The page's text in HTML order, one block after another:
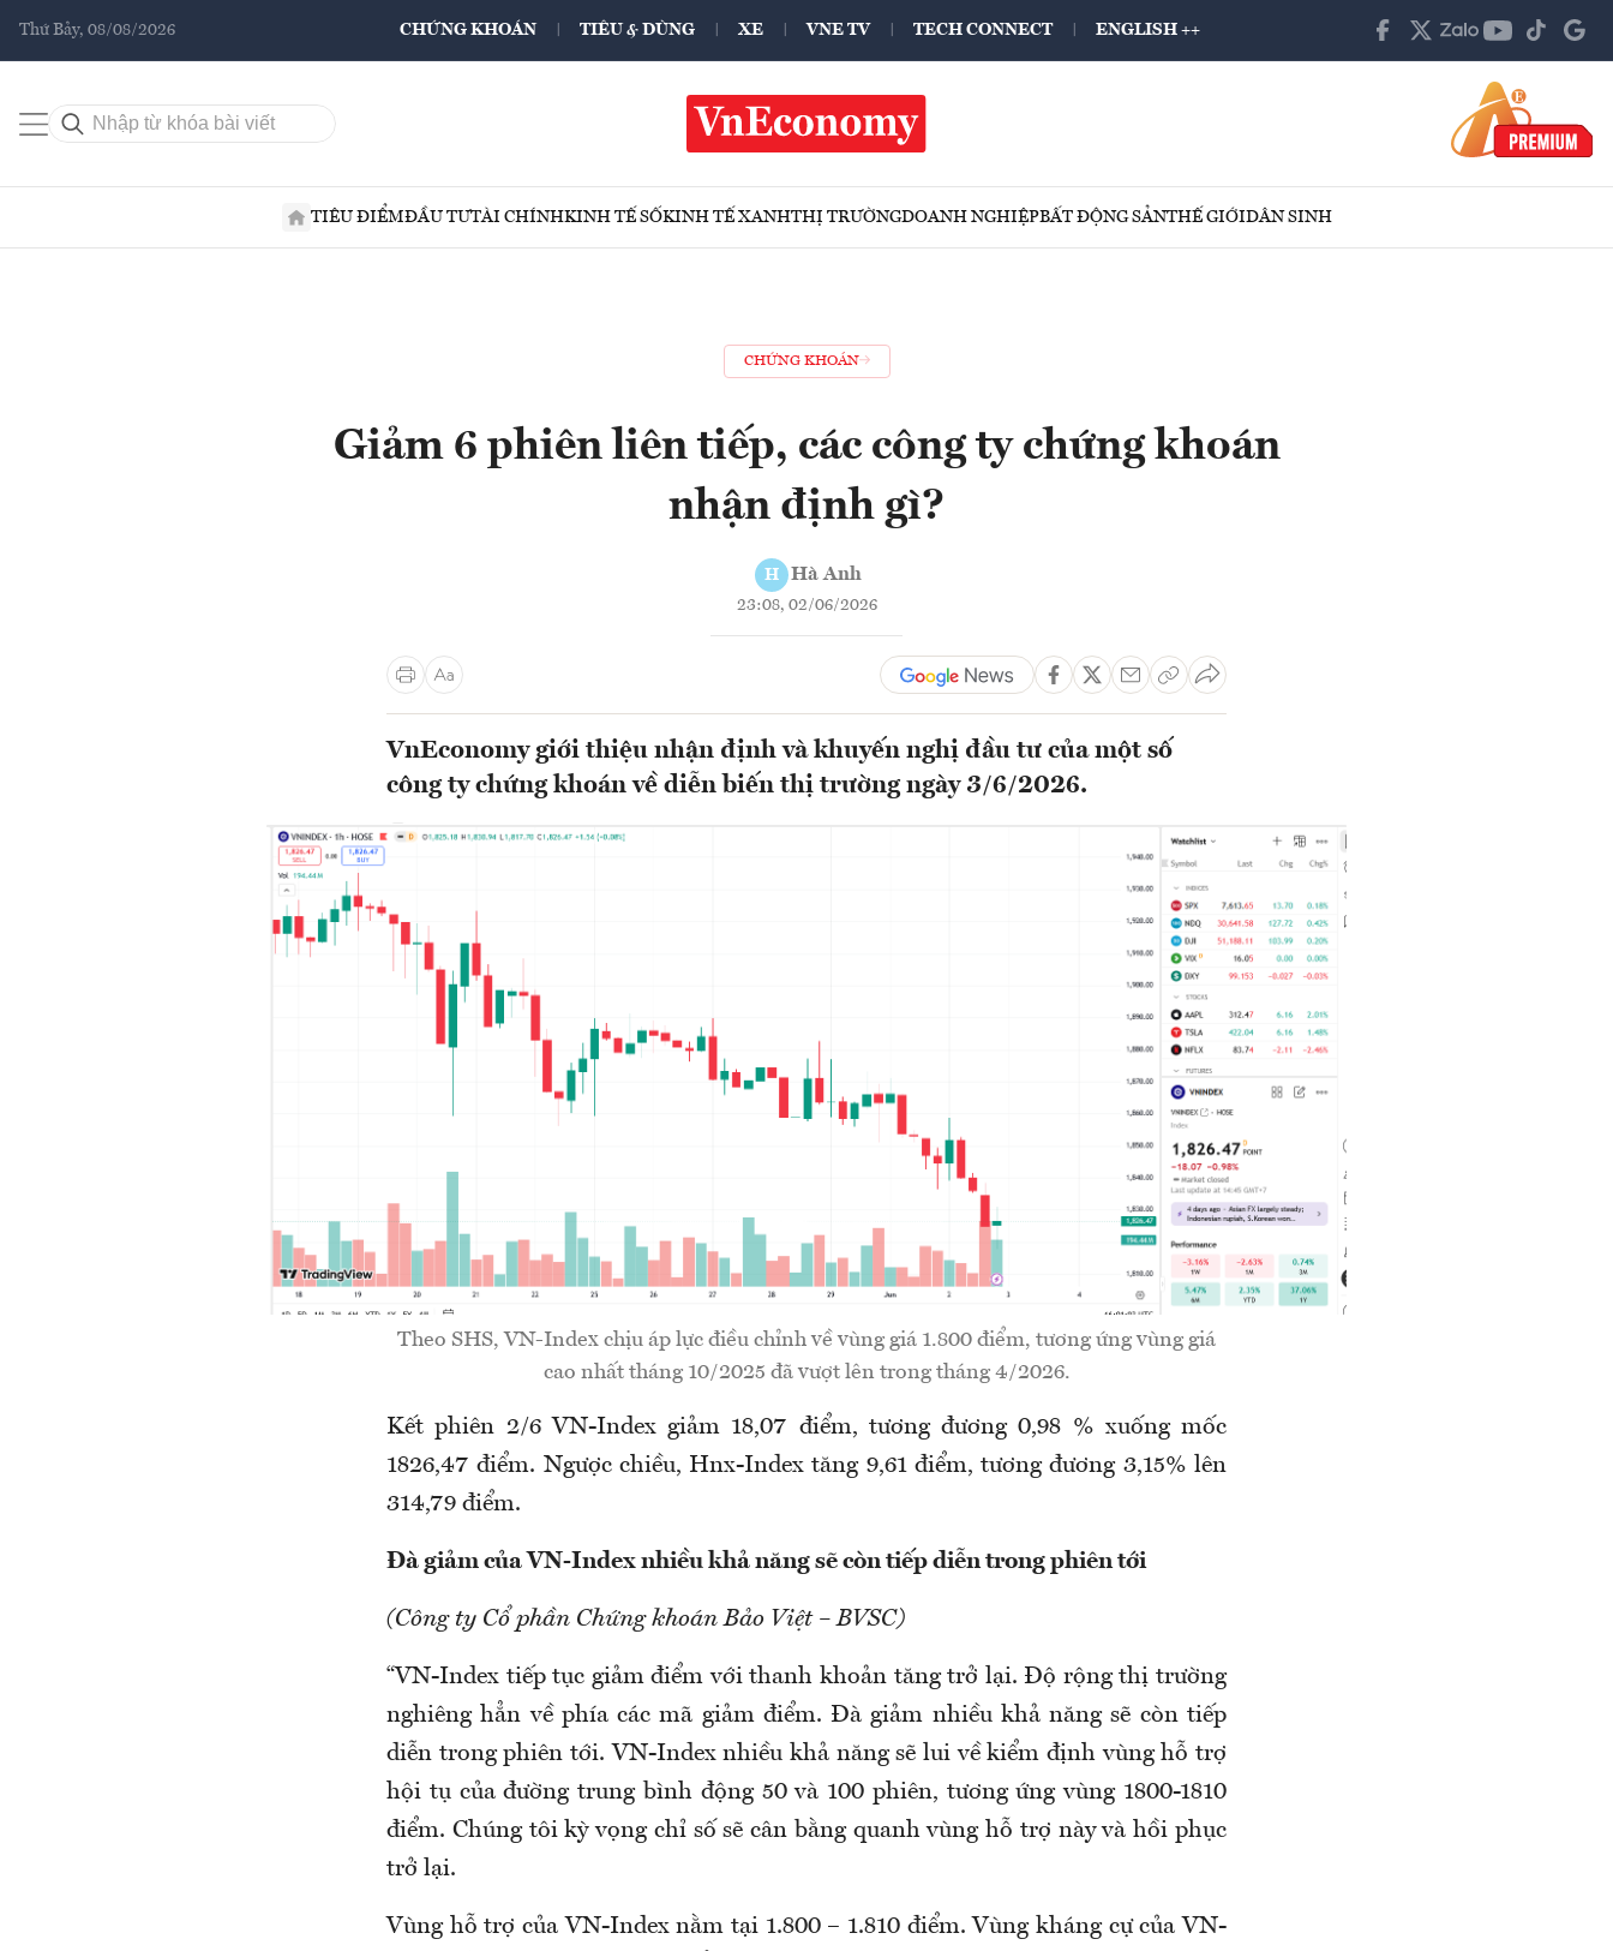
Thứ Bảy, 08/08/2026 CHỨNG KHOÁN TIÊU & DÙNG XE VNE TV TECH CONNECT ENGLISH ++
TIÊU ĐIỂMĐẦU TƯTÀI CHÍNHKINH TẾ SỐKINH TẾ XANHTHỊ TRƯỜNGDOANH NGHIỆPBẤT ĐỘNG SẢNTHẾ GIỚIDÂN SINH
CHỨNG KHOÁN
Giảm 6 phiên liên tiếp, các công ty chứng khoán
nhận định gì?
H Hà Anh
23:08, 02/06/2026
VnEconomy giới thiệu nhận định và khuyến nghị đầu tư của một số
công ty chứng khoán về diễn biến thị trường ngày 3/6/2026.
Theo SHS, VN-Index chịu áp lực điều chỉnh về vùng giá 1.800 điểm, tương ứng vùng giá
cao nhất tháng 10/2025 đã vượt lên trong tháng 4/2026.
Kết phiên 2/6 VN-Index giảm 18,07 điểm, tương đương 0,98 % xuống mốc
1826,47 điểm. Ngược chiều, Hnx-Index tăng 9,61 điểm, tương đương 3,15% lên
314,79 điểm.
Đà giảm của VN-Index nhiều khả năng sẽ còn tiếp diễn trong phiên tới
(Công ty Cổ phần Chứng khoán Bảo Việt – BVSC)
“VN-Index tiếp tục giảm điểm với thanh khoản tăng trở lại. Độ rộng thị trường
nghiêng hẳn về phía các mã giảm điểm. Đà giảm nhiều khả năng sẽ còn tiếp
diễn trong phiên tới. VN-Index nhiều khả năng sẽ lui về kiểm định vùng hỗ trợ
hội tụ của đường trung bình động 50 và 100 phiên, tương ứng vùng 1800-1810
điểm. Chúng tôi kỳ vọng chỉ số sẽ cân bằng quanh vùng hỗ trợ này và hồi phục
trở lại.
Vùng hỗ trợ của VN-Index nằm tại 1.800 – 1.810 điểm. Vùng kháng cự của VN-